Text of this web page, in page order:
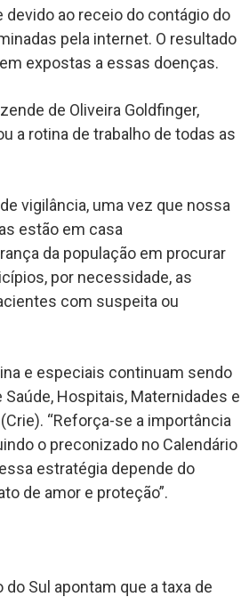
ao receio do contágio do
pela internet. O resultado
expostas a essas doenças.
de Oliveira Goldfinger,
a rotina de trabalho de todas as
vigilância, uma vez que nossa
estão em casa
da população em procurar
por necessidade, as
com suspeita ou
e especiais continuam sendo
Hospitais, Maternidades e
“Reforça-se a importância
o preconizado no Calendário
estratégia depende do
de amor e proteção”.
Sul apontam que a taxa de